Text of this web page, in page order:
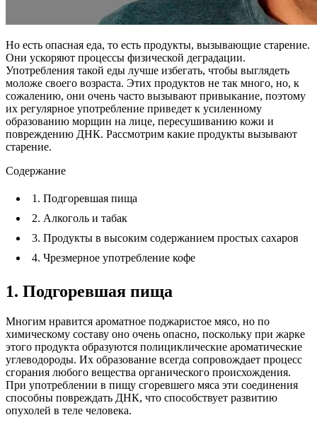
Но есть опасная еда, то есть продукты, вызывающие старение.
Они ускоряют процессы физической деградации.
Употребления такой еды лучше избегать, чтобы выглядеть
моложе своего возраста. Этих продуктов не так много, но, к
сожалению, они очень часто вызывают привыкание, поэтому
их регулярное употребление приведет к усиленному
образованию морщин на лице, пересушиванию кожи и
повреждению ДНК. Рассмотрим какие продукты вызывают
старение.
Содержание
1. Подгоревшая пища
2. Алкоголь и табак
3. Продукты в высоким содержанием простых сахаров
4. Чрезмерное употребление кофе
1. Подгоревшая пища
Многим нравится ароматное поджаристое мясо, но по
химическому составу оно очень опасно, поскольку при жарке
этого продукта образуются полициклические ароматические
углеводороды. Их образование всегда сопровождает процесс
сгорания любого вещества органического происхождения.
При употреблении в пищу сгоревшего мяса эти соединения
способны повреждать ДНК, что способствует развитию
опухолей в теле человека.